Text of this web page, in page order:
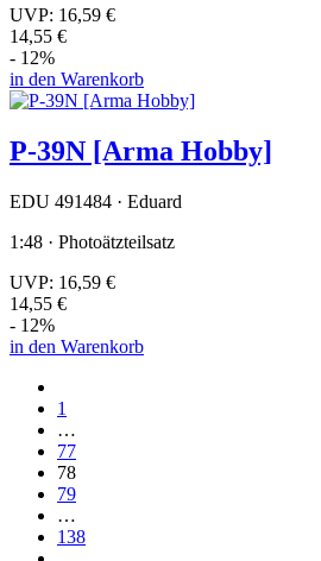
UVP: 16,59 €
14,55 €
- 12%
in den Warenkorb
P-39N [Arma Hobby]
EDU 491484 · Eduard
1:48 · Photoätzteilsatz
UVP: 16,59 €
14,55 €
- 12%
in den Warenkorb
1
…
77
78
79
…
138